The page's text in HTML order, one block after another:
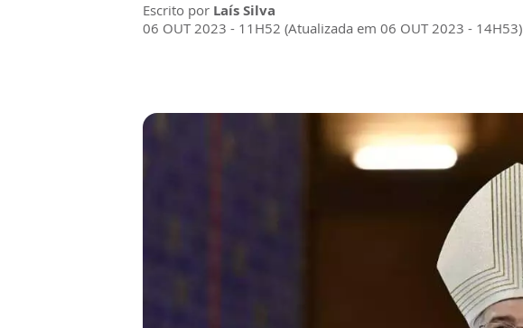
Escrito por Laís Silva
06 OUT 2023 - 11H52 (Atualizada em 06 OUT 2023 - 14H53)